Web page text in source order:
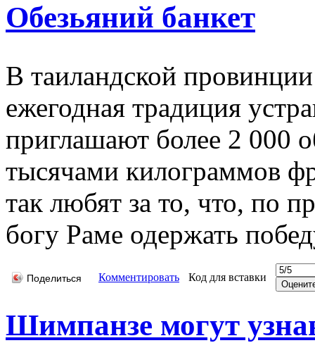
Обезьяний банкет
В таиландской
ежегодная традиция
приглашают более 2 000
тысячами килограммов
так любят за то, что, по
богу Раме одержать
Поделиться Комментировать Код для вставки
Шимпанзе могyт